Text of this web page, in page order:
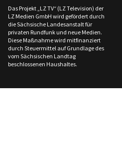
Das Projekt „LZ TV“ (LZ Television) der
LZ Medien GmbH wird gefördert durch
die Sächsische Landesanstalt für
privaten Rundfunk und neue Medien.
Diese Maßnahme wird mitfinanziert
durch Steuermittel auf Grundlage des
vom Sächsischen Landtag
beschlossenen Haushaltes.